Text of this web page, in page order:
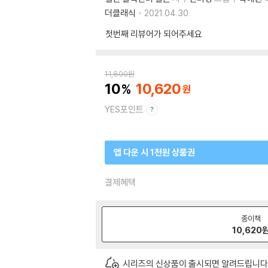
더클래식
2021.04.30.
첫번째 리뷰어가 되어주세요
11,800원
10 10,620
YES포인트
앱 다운 시 1천원 상품권
결제혜택
종이책
10,620
시리즈의 신상품이 출시되면 알려드립니